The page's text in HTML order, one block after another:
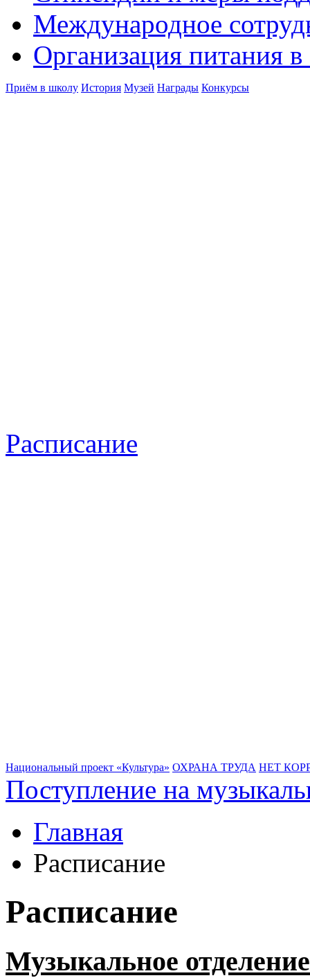
Международное
Организация питания в
Приём в школу История Музей Награды Конкурсы
Расписание
Национальный проект «Культура» ОХРАНА ТРУДА НЕТ
Поступление на
Главная
Расписание
Расписание
Музыкальное отделение